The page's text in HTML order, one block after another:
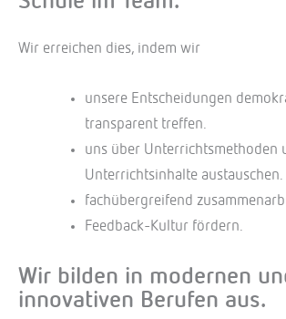
Wir erreichen dies, indem wir
unsere Entscheidungen
transparent treffen.
uns über Unterrichtsmethoden
Unterrichtsinhalte austauschen.
fachübergreifend
Feedback-Kultur fördern.
Wir bilden in modernen
innovativen Berufen aus.